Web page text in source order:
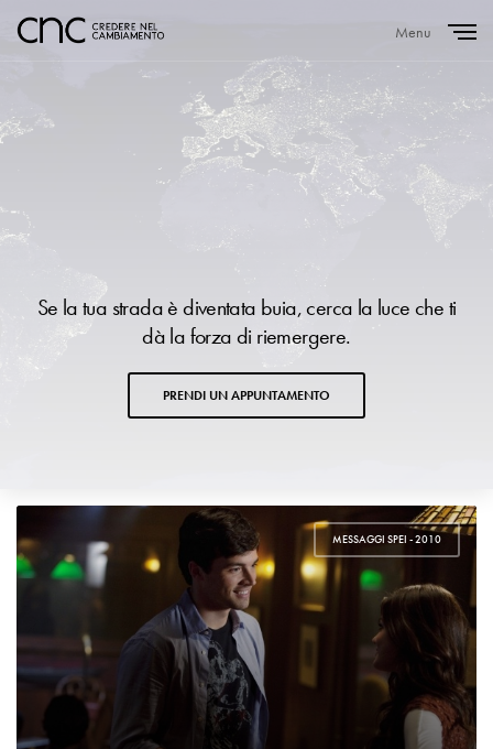
Menu
Se la tua strada è diventata buia, cerca la luce che ti
dà la forza di riemergere.
PRENDI UN APPUNTAMENTO
MESSAGGI SPEI - 2010